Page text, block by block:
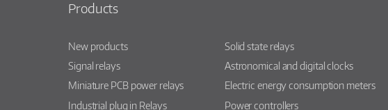
Products
New products
Signal relays
Miniature PCB power relays
Industrial plug in Relays
Solid state relays
Astronomical and digital clocks
Electric energy consumption meters
Power controllers